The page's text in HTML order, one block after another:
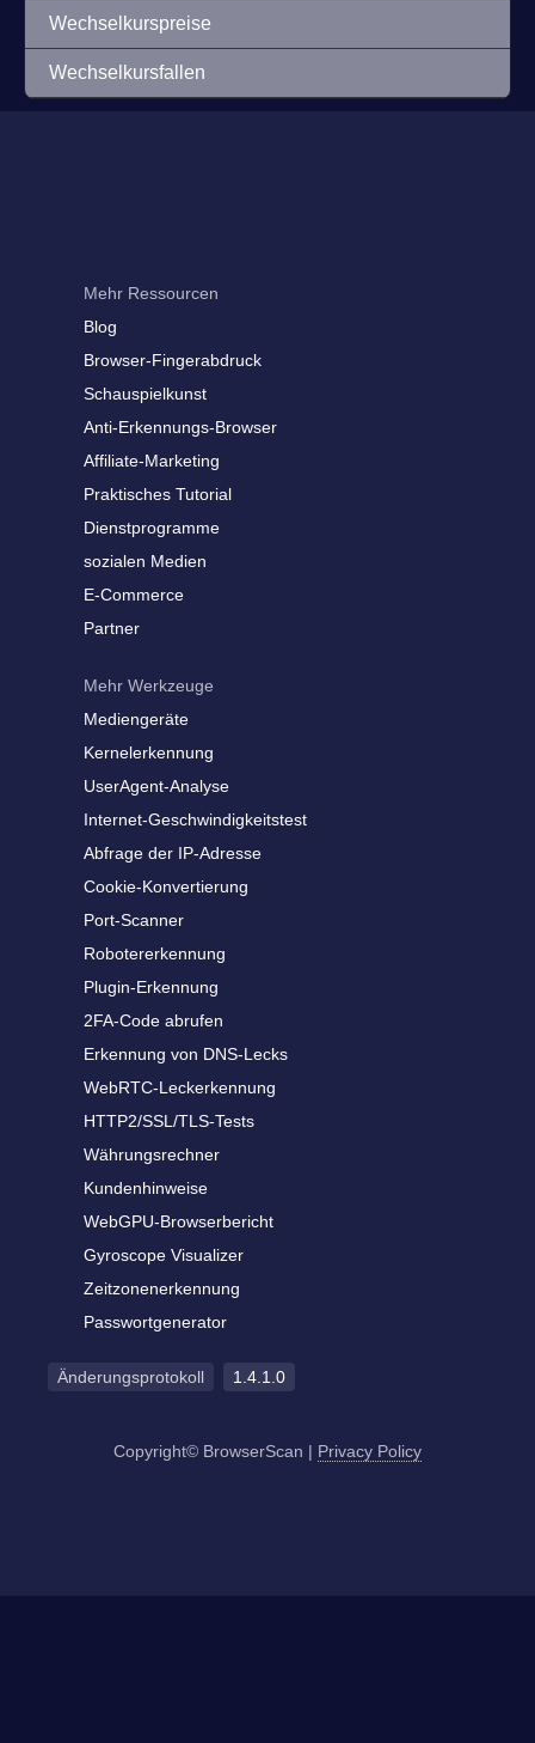
Wechselkurspreise
Wechselkursfallen
Mehr Ressourcen
Blog
Browser-Fingerabdruck
Schauspielkunst
Anti-Erkennungs-Browser
Affiliate-Marketing
Praktisches Tutorial
Dienstprogramme
sozialen Medien
E-Commerce
Partner
Mehr Werkzeuge
Mediengeräte
Kernelerkennung
UserAgent-Analyse
Internet-Geschwindigkeitstest
Abfrage der IP-Adresse
Cookie-Konvertierung
Port-Scanner
Robotererkennung
Plugin-Erkennung
2FA-Code abrufen
Erkennung von DNS-Lecks
WebRTC-Leckerkennung
HTTP2/SSL/TLS-Tests
Währungsrechner
Kundenhinweise
WebGPU-Browserbericht
Gyroscope Visualizer
Zeitzonenerkennung
Passwortgenerator
Änderungsprotokoll 1.4.1.0
Copyright© BrowserScan | Privacy Policy